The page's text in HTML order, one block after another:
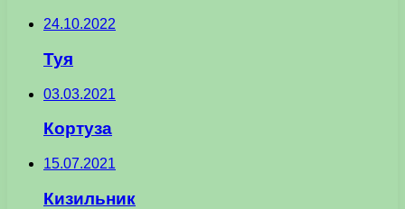
24.10.2022
Туя
03.03.2021
Кортуза
15.07.2021
Кизильник